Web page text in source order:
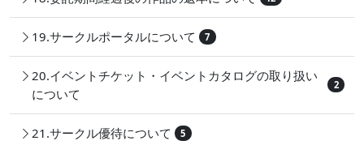
19.サークルポータルについて 7
20.イベントチケット・イベントカタログの取り扱い
について
2
21.サークル優待について 5